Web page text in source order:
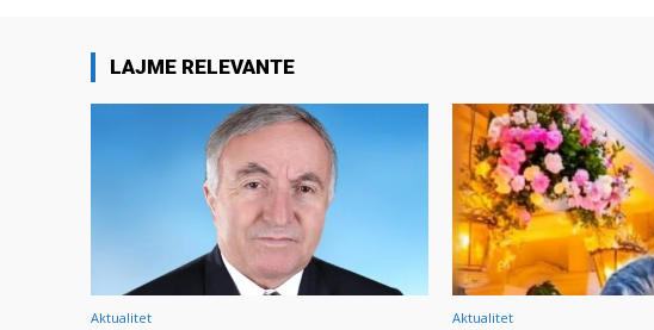
LAJME RELEVANTE
Aktualitet Aktualitet